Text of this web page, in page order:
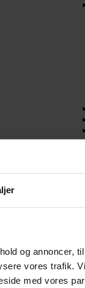
og annoncer,
vores trafik.
med vores